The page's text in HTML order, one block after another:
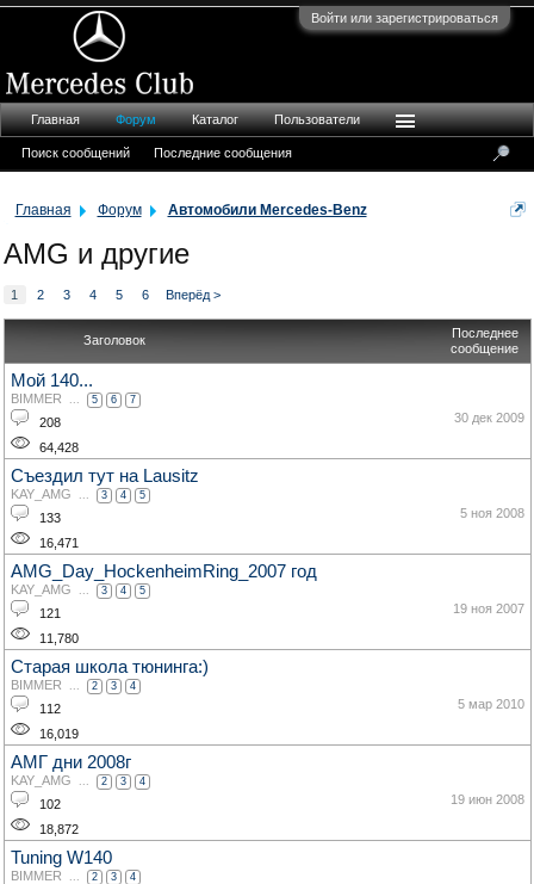
Войти или зарегистрироваться
Главная Форум Автомобили Mercedes-Benz
AMG и другие
1 2 3 4 5 6 Вперёд >
Заголовок
Последнее
сообщение
Мой 140...
BIMMER ... 5 6 7
208
64,428
30 дек 2009
Съездил тут на Lausitz
KAY_AMG ... 3 4 5
133
16,471
5 ноя 2008
AMG_Day_HockenheimRing_2007 год
KAY_AMG ... 3 4 5
121
11,780
19 ноя 2007
Старая школа тюнинга:)
BIMMER ... 2 3 4
112
16,019
5 мар 2010
АМГ дни 2008г
KAY_AMG ... 2 3 4
102
18,872
19 июн 2008
Tuning W140
BIMMER ... 2 3 4
Главная Форум
Поиск сообщений Последние сообщения
Каталог Пользователи